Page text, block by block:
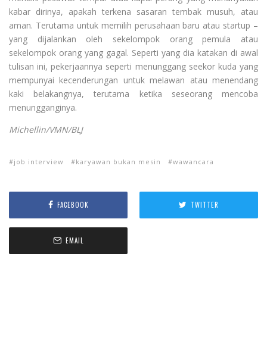
kabar dirinya, apakah terkena sasaran tembak musuh, atau
aman. Terutama untuk memilih perusahaan baru atau startup –
yang dijalankan oleh sekelompok orang pemula atau
sekelompok orang yang gagal. Seperti yang dia katakan di awal
tulisan ini, pekerjaannya seperti menunggang seekor kuda yang
mempunyai kecenderungan untuk melawan atau menendang
kaki belakangnya, terutama ketika seseorang mencoba
menungganginya.
Michellin/VMN/BLJ
job interview karyawan bukan mesin wawancara
FACEBOOK TWITTER
EMAIL